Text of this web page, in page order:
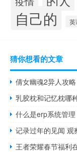
自己的 英
猜你想看的文章
倩女幽魂2异人攻略
乳胶枕和记忆枕哪
什么是erp系统管理
记录过年的见闻 观
王者荣耀春节福利